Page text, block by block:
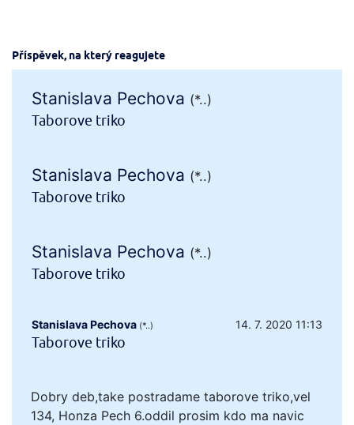
Příspěvek, na který reagujete
Stanislava Pechova (*..)
Taborove triko
Stanislava Pechova (*..)
Taborove triko
Stanislava Pechova (*..)
Taborove triko
Stanislava Pechova (*..) 14. 7. 2020 11:13
Taborove triko
Dobry deb,take postradame taborove triko,vel
134, Honza Pech 6.oddil prosim kdo ma navic